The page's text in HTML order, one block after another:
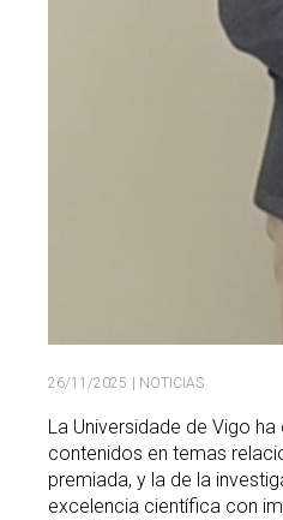
26/11/2025 | NOTICIAS
La Universidade de Vigo
contenidos en temas
premiada, y la de la
excelencia científica con